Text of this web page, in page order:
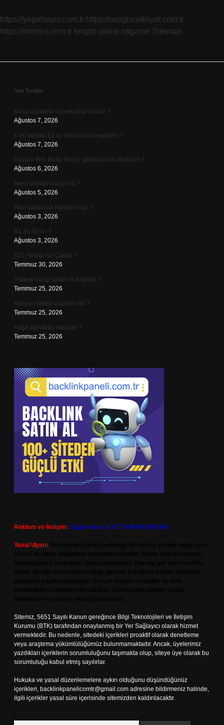
https://yogaforum.com.tr https://ozoglunakliyat.com.tr
https://memici.com.tr knight online nttgame Sitemap
Sidebar
Son Yazılar
Kusura bakma demek özür müdür ?
Ağustos 7, 2026
KYK kredisi 12 ay boyunca mı veriliyor ?
Ağustos 7, 2026
Davaro filmi Buda Geçer şarkısını kim söylüyor ?
Ağustos 6, 2026
Aven boykot ürünü mü ?
Ağustos 5, 2026
Altın saklamak haram mıdır ?
Ağustos 3, 2026
A3 35-50 mi ?
Ağustos 3, 2026
620 Hesap Ne Çalışır ?
Temmuz 30, 2026
Trakea hangi epitel ile kaplıdır ?
Temmuz 25, 2026
Kimyon şekeri düşürür mü ?
Temmuz 25, 2026
Kağıt ağırlıkları nelerdir ?
Temmuz 25, 2026
Reklam ve İletişim: Skype: live:.cid.575569c608265c69
Yasal Uyarı:
Sitemiz, 5651 Sayılı Kanun gereğince Bilgi Teknolojileri ve İletişim
Kurumu (BTK) tarafından onaylanmış bir Yer Sağlayıcı olarak hizmet
vermektedir. Bu nedenle, sitedeki içerikleri proaktif olarak denetleme
veya araştırma yükümlülüğümüz bulunmamaktadır. Ancak, üyelerimiz
yazdıkları içeriklerin sorumluluğunu taşımakta olup, siteye üye olarak bu
sorumluluğu kabul etmiş sayılırlar.
Hukuka ve yasal düzenlemelere aykırı olduğunu düşündüğünüz
içerikleri, backlinkpanelicomtr@gmail.com adresine bildirmeniz halinde,
ilgili içerikler yasal süre içerisinde sitemizden kaldırılacaktır.